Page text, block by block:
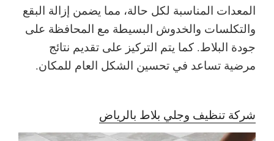
المعدات المناسبة لكل حالة، مما يضمن إزالة البقع
والتكلسات والخدوش البسيطة مع المحافظة على
جودة البلاط. كما يتم التركيز على تقديم نتائج
مرضية تساعد في تحسين الشكل العام للمكان.
شركة تنظيف وجلي بلاط بالرياض